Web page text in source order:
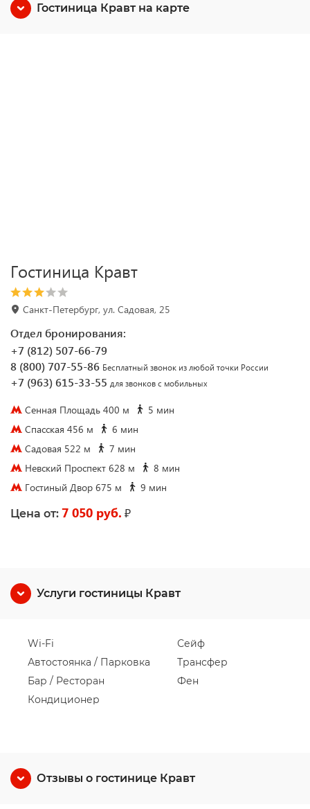
Гостиница Кравт на карте
Гостиница Кравт
Санкт-Петербург, ул. Садовая, 25
Отдел бронирования:
+7 (812) 507-66-79
8 (800) 707-55-86 Бесплатный звонок из любой точки России
+7 (963) 615-33-55 для звонков с мобильных
Сенная Площадь 400 м
5 мин
Спасская 456 м
6 мин
Садовая 522 м
7 мин
Невский Проспект 628 м
8 мин
Гостиный Двор 675 м
9 мин
Цена от: 7 050 руб. ₽
Услуги гостиницы Кравт
Wi-Fi
Автостоянка / Парковка
Бар / Ресторан
Кондиционер
Сейф
Трансфер
Фен
Отзывы о гостинице Кравт